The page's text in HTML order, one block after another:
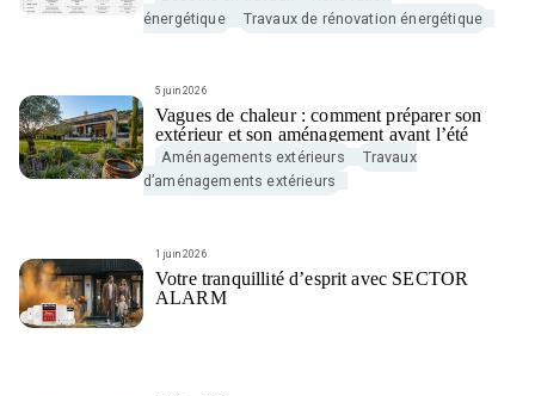
énergétique
Travaux de rénovation énergétique
5 juin 2026
Vagues de chaleur : comment préparer son
extérieur et son aménagement avant l’été
Aménagements extérieurs
Travaux
d’aménagements extérieurs
1 juin 2026
Votre tranquillité d’esprit avec SECTOR
ALARM